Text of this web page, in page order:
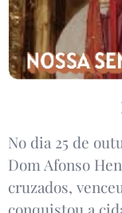
No dia 25 de
Dom Afonso
cruzados,
conquistou a